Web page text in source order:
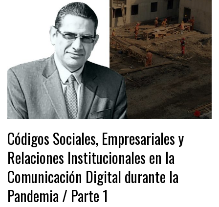
Códigos Sociales, Empresariales y
Relaciones Institucionales en la
Comunicación Digital durante la
Pandemia / Parte 1